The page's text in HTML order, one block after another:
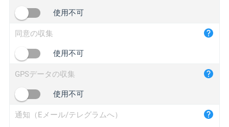
2no.co
yip.su
iplogger.info
iplogger.cn
使用不可
同意の収集
使用不可
GPSデータの収集
使用不可
通知（Eメール/テレグラムへ）